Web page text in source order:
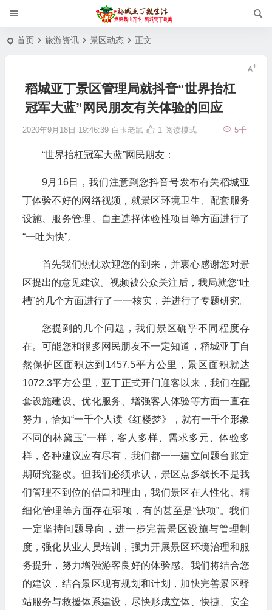
首页 旅游资讯 景区动态 正文
稻城亚丁景区管理局就抖音“世界抬杠
冠军大蓝”网民朋友有关体验的回应
2020年9月18日 19:46:39 白玉老鼠 5千
1 阅读模式
“世界抬杠冠军大蓝”网民朋友：
9月16日，我们注意到您抖音号发布有关稻城亚
丁体验不好的网络视频，就景区环境卫生、配套服务
设施、服务管理、自主选择体验性项目等方面进行了
“一吐为快”。
首先我们热忱欢迎您的到来，并衷心感谢您对景
区提出的意见建议。视频被公众关注后，我局就您“吐
槽”的几个方面进行了一一核实，并进行了专题研究。
您提到的几个问题，我们景区确乎不同程度存
在。可能您和很多网民朋友不一定知道，稻城亚丁自
然保护区面积达到1457.5平方公里，景区面积就达
1072.3平方公里，亚丁正式开门迎客以来，我们在配
套设施建设、优化服务、增强客人体验等方面一直在
努力，恰如“一千个人读《红楼梦》，就有一千个形象
不同的林黛玉”一样，客人多样、需求多元、体验多
样，各种建议应有尽有，我们都一一建立问题台账定
期研究整改。但我们必须承认，景区点多线长不是我
们管理不到位的借口和理由，我们景区在人性化、精
细化管理等方面存在弱项，有的甚至是“缺项”。我们
一定坚持问题导向，进一步完善景区设施与管理制
度，强化从业人员培训，强力开展景区环境治理和服
务提升，努力增强游客良好的体验感。我们将结合您
的建议，结合景区现有规划和计划，加快完善景区驿
站服务与救援体系建设，尽快形成立体、快捷、安全